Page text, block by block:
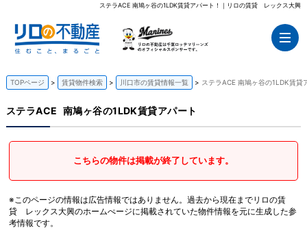
ステラACE 南鳩ヶ谷の1LDK賃貸アパート！｜リロの賃貸 レックス大興
TOPページ 賃貸物件検索 川口市の賃貸情報一覧 ステラACE 南鳩ヶ谷の1LDK賃貸
ステラACE 南鳩ヶ谷の1LDK賃貸アパート
こちらの物件は掲載が終了しています。
※このページの情報は広告情報ではありません。過去から現在までリロの賃
貸 レックス大興のホームぺージに掲載されていた物件情報を元に生成した参
考情報です。